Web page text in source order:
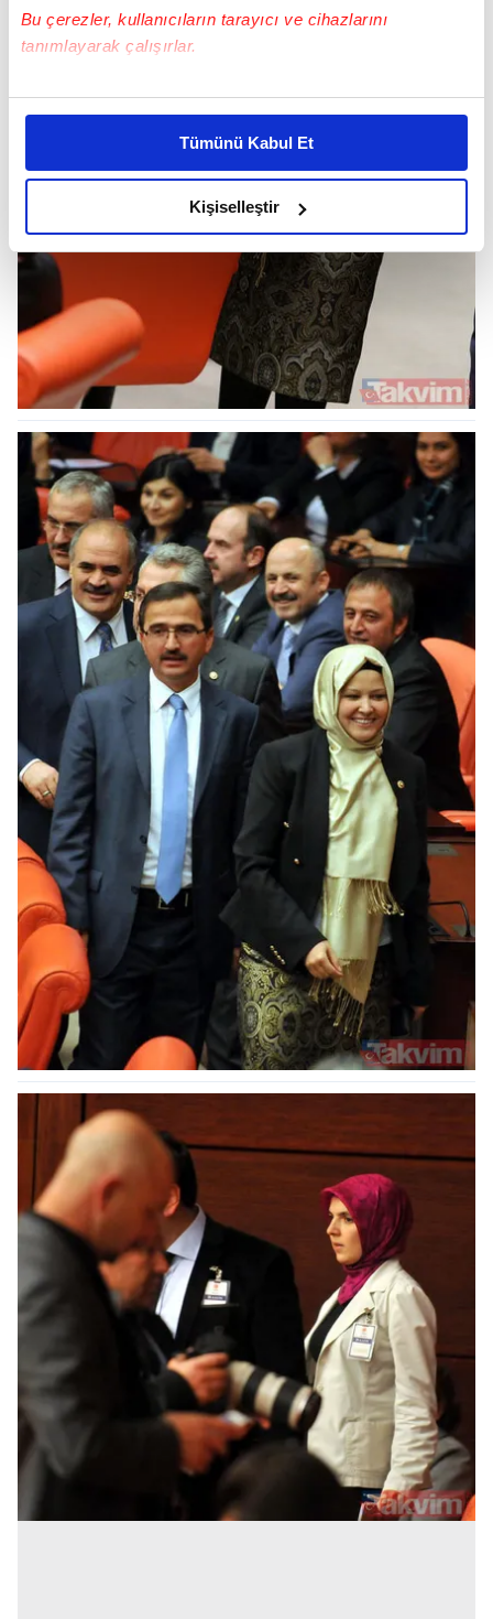
Bu çerezler, kullanıcıların tarayıcı ve cihazlarını
tanımlayarak çalışırlar.
Bu çerezlere izin vermeniz halinde sizlere özel
daha iyi reklam deneyimi yaşatabiliriz. Bunu yaparken
amacımızın size daha iyi bir reklam deneyimi sunmak
olduğunu ve sizlere en iyi içerikleri sunabilmek adına
elimizden gelen çabayı gösterdiğimizi ve bu noktada,
reklamların maliyetlerimizi karşılamak noktasında tek gelir
kalemimiz olduğunu sizlere hatırlatmak isteriz.
Her halükârda, kullanıcılar, bu çerezlere izin vermedikleri
takdirde, kullanıcılara hedefli reklamlar
gösterilmeyecektir."
Sizlere daha iyi bir hizmet sunabilmek için İnternet
Sitemizde kendimize ve üçüncü kişilere ait çerezler
kullanılmaktadır. Bu çerezler vasıtasıyla çeşitli kişisel
verileriniz işlenmekte olup gerekli olan çerezler bilgi
toplumu hizmetlerinin sunulması amacıyla
kullanılmaktadır. Diğer çerezler, sitemizin daha işlevsel
kılınması ve kişiselleştirilmesi ve sizlere yönelik
reklam/pazarlama faaliyetlerinin yapılması, amaçlarıyla
sınırlı olarak açık rızanız dahilinde kullanılacaktır.
Çerezlere ilişkin tercihlerinizi aşağıda yer alan panel
vasıtasıyla belirleyebilirsiniz. Çerezlere ilişkin detaylı bilgi
için Ayarlar butonuna tıklayabilir,
Çerez Bilgilendirme
Metnimizi
ziyaret edebilirsiniz.
6698 sayılı Kişisel Verilerin Korunması Kanunu uyarınca
hazırlanmış Aydınlatma Metnimizi okumak ve sitemizde
ilgili mevzuata uygun olarak kullanılan çerezlerle ilgili bilgi
almak için lütfen
tıklayınız.
Tümünü Kabul Et
Kişiselleştir